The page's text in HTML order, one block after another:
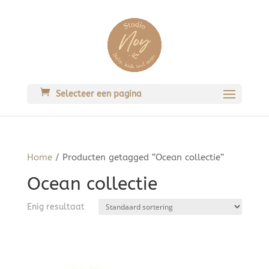
Selecteer een pagina
Home/ Producten getagged “Ocean collectie”
Ocean collectie
Enig resultaat